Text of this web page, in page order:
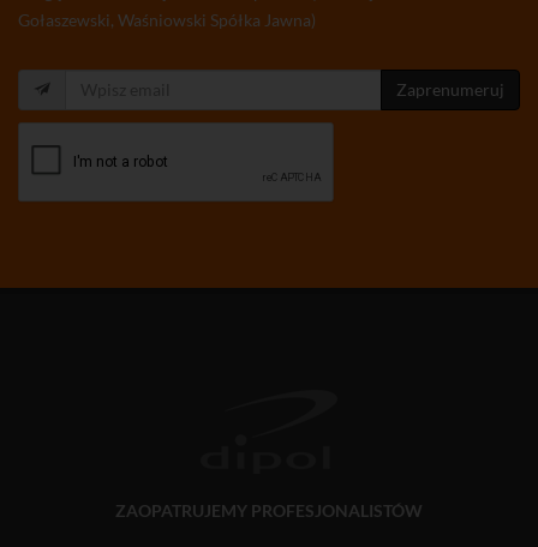
Gołaszewski, Waśniowski Spółka Jawna)
Zaprenumeruj
ZAOPATRUJEMY PROFESJONALISTÓW